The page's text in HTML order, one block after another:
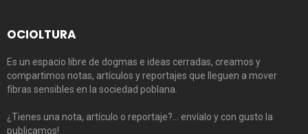
OCIOLTURA
Es un espacio libre de dogmas e ideas cerradas, creamos y
compartimos notas, artículos y reportajes que lleguen a mover
fibras sensibles en la sociedad poblana.
¿Tienes una nota, artículo o reportaje?… envíalo y con gusto la
publicamos!